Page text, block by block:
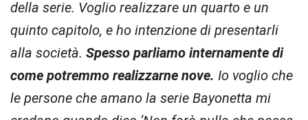
della serie. Voglio realizzare un quarto e un
quinto capitolo, e ho intenzione di presentarli
alla società. Spesso parliamo internamente di
come potremmo realizzarne nove. Io voglio che
le persone che amano la serie Bayonetta mi